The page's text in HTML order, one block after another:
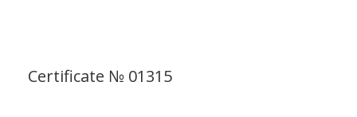
Certificate № 01315